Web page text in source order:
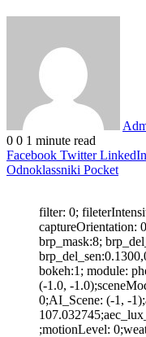
0 0 1 minute read
Facebook Twitter LinkedIn
Odnoklassniki Pocket
filter: 0;
captureOrientation:
brp_mask:8;
bokeh:1; module:
(-1.0, -
0;AI_Scene: (-1, -
;motionLevel: